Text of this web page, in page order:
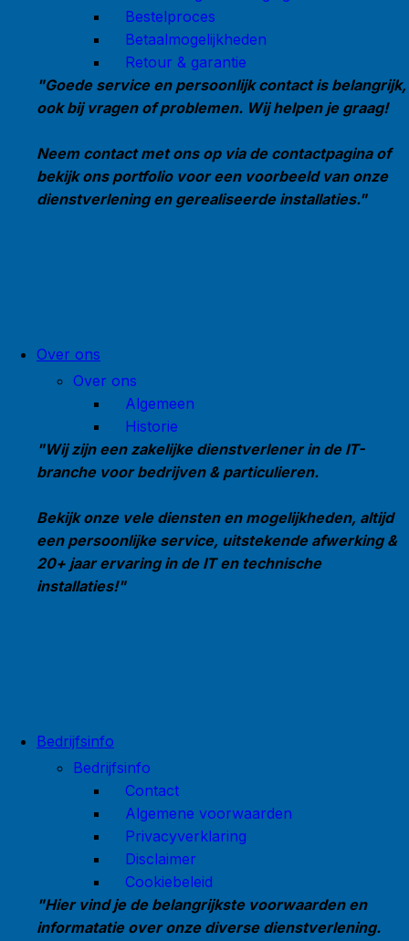
Bestelproces
Betaalmogelijkheden
Retour & garantie
"Goede service en persoonlijk contact is belangrijk,
ook bij vragen of problemen. Wij helpen je graag!
Neem contact met ons op via de contactpagina of
bekijk ons portfolio voor een voorbeeld van onze
dienstverlening en gerealiseerde installaties."
Over ons
Over ons
Algemeen
Historie
"Wij zijn een zakelijke dienstverlener in de IT-
branche voor bedrijven & particulieren.
Bekijk onze vele diensten en mogelijkheden, altijd
een persoonlijke service, uitstekende afwerking &
20+ jaar ervaring in de IT en technische
installaties!"
Bedrijfsinfo
Bedrijfsinfo
Contact
Algemene voorwaarden
Privacyverklaring
Disclaimer
Cookiebeleid
"Hier vind je de belangrijkste voorwaarden en
informatatie over onze diverse dienstverlening.